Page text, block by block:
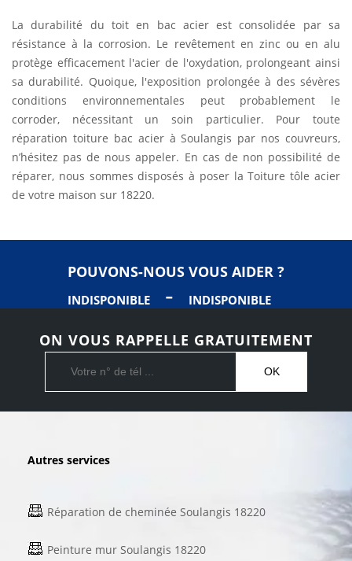
La durabilité du toit en bac acier est consolidée par sa
résistance à la corrosion. Le revêtement en zinc ou en alu
protège efficacement l'acier de l'oxydation, prolongeant ainsi
sa durabilité. Quoique, l'exposition prolongée à des sévères
conditions environnementales peut probablement le
corroder, nécessitant un soin particulier. Pour toute
réparation toiture bac acier à Soulangis par nos couvreurs,
n’hésitez pas de nous appeler. En cas de non possibilité de
réparer, nous sommes disposés à poser la Toiture tôle acier
de votre maison sur 18220.
POUVONS-NOUS VOUS AIDER ?
INDISPONIBLE - INDISPONIBLE
ON VOUS RAPPELLE GRATUITEMENT
Autres services
Réparation de cheminée Soulangis 18220
Peinture mur Soulangis 18220